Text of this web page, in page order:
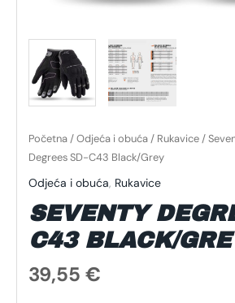
Početna /Odjeća i obuća / Rukavice /
Degrees SD-C43 Black/Grey
Odjeća i obuća, Rukavice
SEVENTY
C43 BLACK/
39,55 €